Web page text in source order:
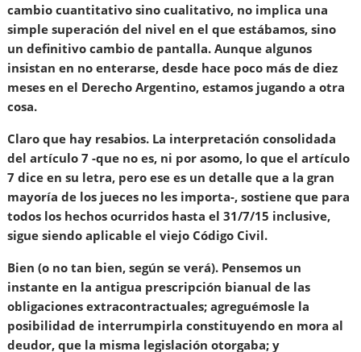
cambio cuantitativo sino cualitativo, no implica una
simple superación del nivel en el que estábamos, sino
un definitivo cambio de pantalla. Aunque algunos
insistan en no enterarse, desde hace poco más de diez
meses en el Derecho Argentino, estamos jugando a otra
cosa.
Claro que hay resabios. La interpretación consolidada
del artículo 7 -que no es, ni por asomo, lo que el artículo
7 dice en su letra, pero ese es un detalle que a la gran
mayoría de los jueces no les importa-, sostiene que para
todos los hechos ocurridos hasta el 31/7/15 inclusive,
sigue siendo aplicable el viejo Código Civil.
Bien (o no tan bien, según se verá). Pensemos un
instante en la antigua prescripción bianual de las
obligaciones extracontractuales; agreguémosle la
posibilidad de interrumpirla constituyendo en mora al
deudor, que la misma legislación otorgaba; y